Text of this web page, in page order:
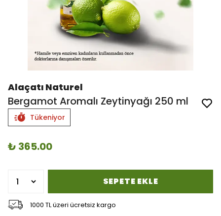
Alaçatı Naturel
Bergamot Aromalı Zeytinyağı 250 ml
Tükeniyor
₺ 365.00
SEPETE EKLE
1000 TL üzeri ücretsiz kargo